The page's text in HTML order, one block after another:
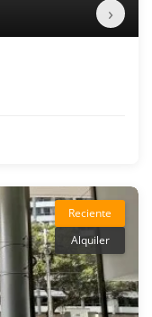
›
Reciente
Alquiler